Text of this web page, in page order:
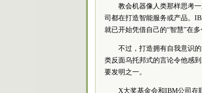
教会机器像人类那样思考
司都在打造智能服务或产品。
就已开始凭借自己的“智慧”在多
不过，打造拥有自我意识
类反面乌托邦式的言论令他感
要发明之一。
X大奖基金会和IBM公司在